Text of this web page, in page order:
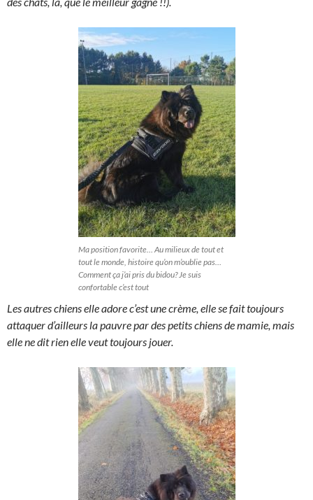
Ma position favorite… Au milieux de tout et
tout le monde, histoire qu’on m’oublie pas…
Comment ça j’ai pris du bidou? Je suis
confortable c’est tout
Les autres chiens elle adore c’est une crème, elle se fait toujours
attaquer d’ailleurs la pauvre par des petits chiens de mamie, mais
elle ne dit rien elle veut toujours jouer.